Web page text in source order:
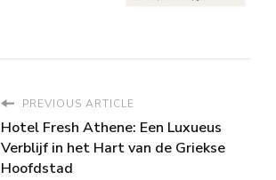
PREVIOUS ARTICLE
Hotel Fresh Athene: Een Luxueus
Verblijf in het Hart van de Griekse
Hoofdstad